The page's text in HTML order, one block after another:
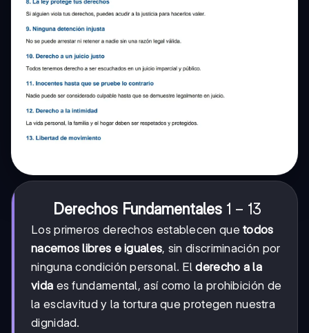
Derechos Fundamentales 1-
13
1 − 13
Los primeros derechos establecen quetodos
nacemos libres e iguales, sin discriminación por
ninguna condición personal. Elderecho a la
vida es fundamental, así como la prohibición de
la esclavitud y la tortura que protegen nuestra
dignidad.